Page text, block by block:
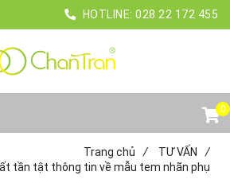
HOTLINE: 028 22 172 455
0
Trang chủ / TƯ VẤN
/
tần tật thông tin về mẫu tem nhãn phụ